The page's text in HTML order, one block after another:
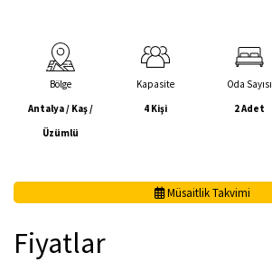
Bölge
Antalya / Kaş /
Üzümlü
Kapasite
4 Kişi
Oda Sayısı
2 Adet
Müsaitlik Takvimi
Fiyatlar